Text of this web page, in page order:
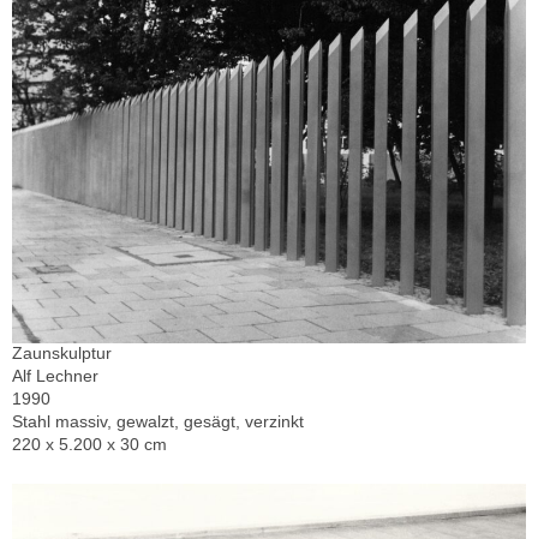
Zaunskulptur
Alf Lechner
1990
Stahl massiv, gewalzt, gesägt, verzinkt
220 x 5.200 x 30 cm